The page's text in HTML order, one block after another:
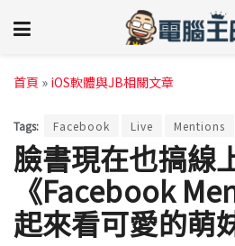
首頁 » iOS軟體與JB相關文章
Tags: Facebook Live Mentions
臉書現在也搞線
《Facebook
起來看可愛的萌